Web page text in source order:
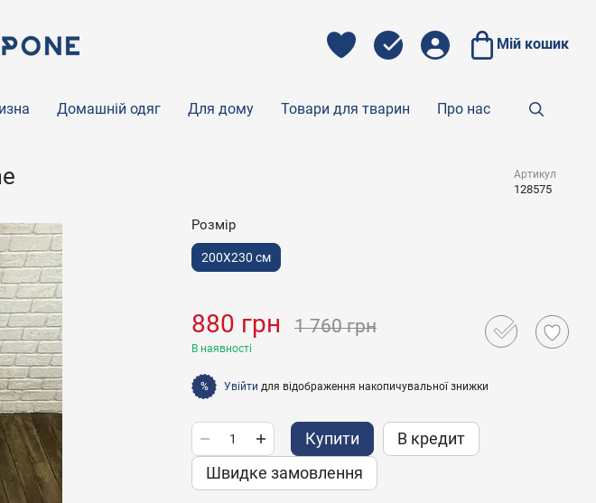
Мій кошик
Домашній одяг Для дому Товари для тварин Про нас
Артикул
128575
Розмір
200X230 см
880 грн 1 760 грн
В наявності
% Увійти для відображення накопичувальної знижки
Купити
В кредит
Швидке замовлення